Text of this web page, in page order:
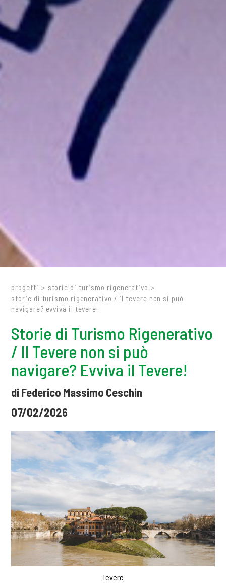
progetti > storie di turismo rigenerativo >
storie di turismo rigenerativo / il tevere non si può
navigare? evviva il tevere!
Storie di Turismo Rigenerativo
/ Il Tevere non si può
navigare? Evviva il Tevere!
di Federico Massimo Ceschin
07/02/2026
Tevere